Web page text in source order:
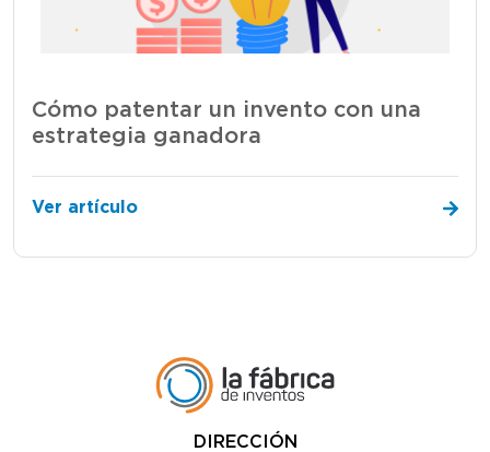
Cómo patentar un invento con una
estrategia ganadora
Ver artículo
DIRECCIÓN